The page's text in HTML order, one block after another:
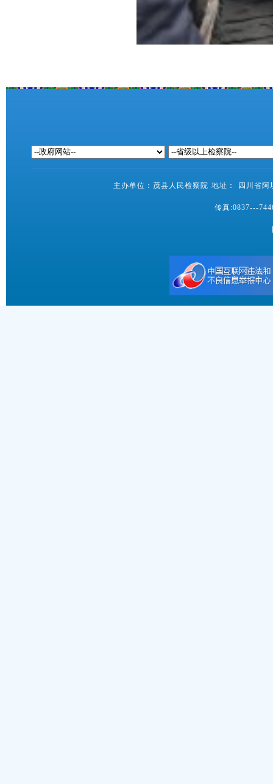
主办单位：茂县人民检察院 地址： 四川省
传真:0837---